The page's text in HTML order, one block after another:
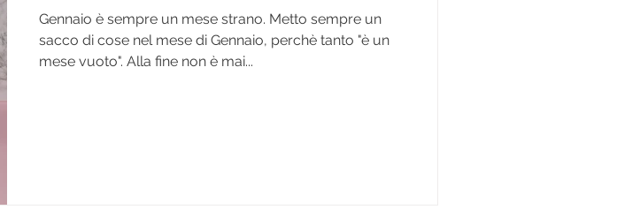
Gennaio è sempre un mese strano. Metto sempre un
sacco di cose nel mese di Gennaio, perchè tanto "è un
mese vuoto". Alla fine non è mai...